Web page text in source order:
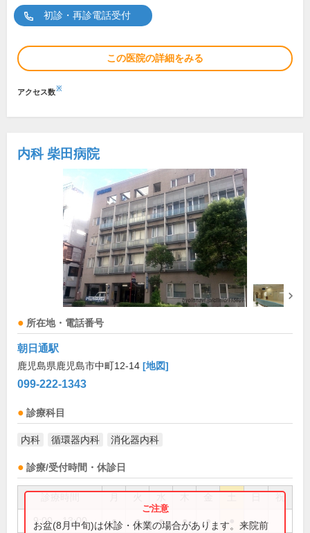
初診・再診電話受付
この医院の詳細をみる
アクセス数※
内科 柴田病院
所在地・電話番号
朝日通駅
鹿児島県鹿児島市中町12-14 [地図]
099-222-1343
診療科目
内科 循環器内科 消化器内科
診療/受付時間・休診日
祝
9:00～13:00 ● ● ● ● ●
お盆(8月中旬)は休診・休業の場合があります。来院前